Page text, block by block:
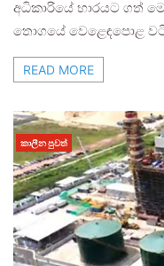
අධිකාරියේ භාරයට ගත්
තොගයේ වෙළෙඳපොළ
READ MORE
කාලීන පුවත්